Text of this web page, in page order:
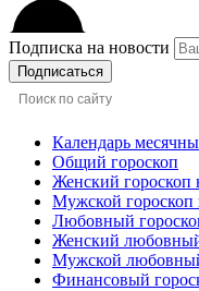
Подписка на новости
Подписаться
Календарь
Общий гороскоп
Женский гороскоп
Мужской гороскоп
Любовный
Женский любовный
Мужской любовный
Финансовый